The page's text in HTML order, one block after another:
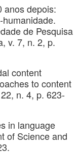
anos depois:
de Pesquisa
v. 7, n. 2, p.
content
to content
n. 4, p. 623-
in language
of Science and